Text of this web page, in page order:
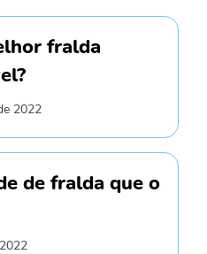
fralda
2022
de fralda que o